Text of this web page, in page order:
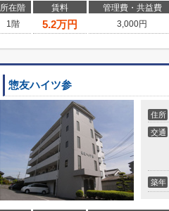
所在階 賃料 管理費・共益費
1階
5.2万円 3,000円
惣友ハイツ参
住所
交通
築年